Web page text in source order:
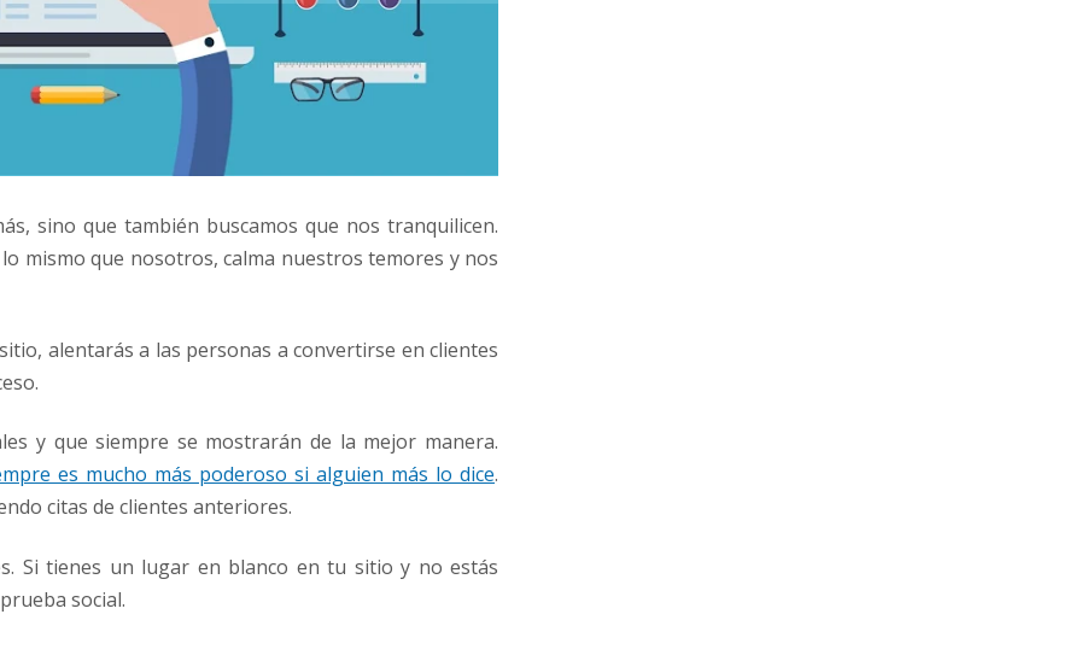
sino que también buscamos que nos tranquilicen.
mismo que nosotros, calma nuestros temores y nos
alentarás a las personas a convertirse en clientes
y que siempre se mostrarán de la mejor manera.
es mucho más poderoso si alguien más lo dice.
citas de clientes anteriores.
Si tienes un lugar en blanco en tu sitio y no estás
social.